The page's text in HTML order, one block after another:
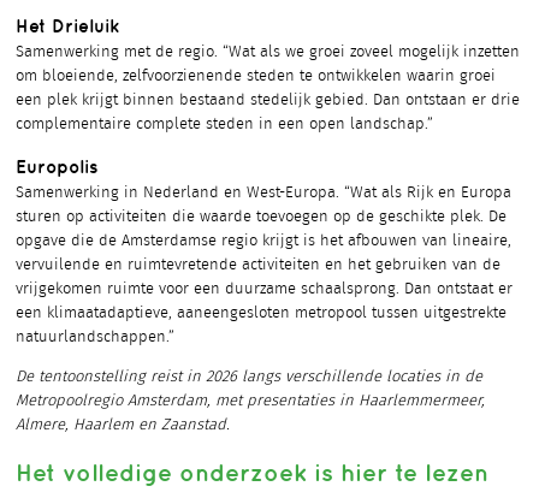
Het Drieluik
Samenwerking met de regio. “Wat als we groei zoveel mogelijk inzetten
om bloeiende, zelfvoorzienende steden te ontwikkelen waarin groei
een plek krijgt binnen bestaand stedelijk gebied. Dan ontstaan er drie
complementaire complete steden in een open landschap.”
Europolis
Samenwerking in Nederland en West-Europa. “Wat als Rijk en Europa
sturen op activiteiten die waarde toevoegen op de geschikte plek. De
opgave die de Amsterdamse regio krijgt is het afbouwen van lineaire,
vervuilende en ruimtevretende activiteiten en het gebruiken van de
vrijgekomen ruimte voor een duurzame schaalsprong. Dan ontstaat er
een klimaatadaptieve, aaneengesloten metropool tussen uitgestrekte
natuurlandschappen.”
De tentoonstelling reist in 2026 langs verschillende locaties in de
Metropoolregio Amsterdam, met presentaties in Haarlemmermeer,
Almere, Haarlem en Zaanstad.
Het volledige onderzoek is hier te lezen